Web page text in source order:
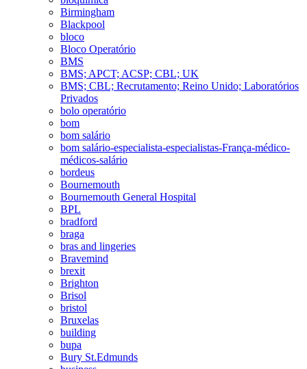
Birmingham
Blackpool
bloco
Bloco Operatório
BMS
BMS; APCT; ACSP; CBL; UK
BMS; CBL; Recrutamento; Reino Unido; Laboratórios
Privados
bolo operatório
bom
bom salário
bom salário-especialista-especialistas-França-médico-
médicos-salário
bordeus
Bournemouth
Bournemouth General Hospital
BPL
bradford
braga
bras and lingeries
Bravemind
brexit
Brighton
Brisol
bristol
Bruxelas
building
bupa
Bury St.Edmunds